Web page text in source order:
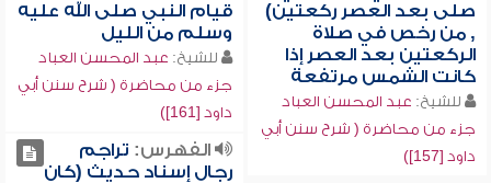
صلى بعد العصر ركعتين)
, من رخص في صلاة
الركعتين بعد العصر إذا
كانت الشمس مرتفعة
للشيخ: عبد المحسن العباد
جزء من محاضرة ( شرح سنن أبي
داود [157])
قيام النبي صلى الله عليه
وسلم من الليل
للشيخ: عبد المحسن العباد
جزء من محاضرة ( شرح سنن أبي
داود [161])
الفهرس: تراجم
رجال إسناد حديث (كان